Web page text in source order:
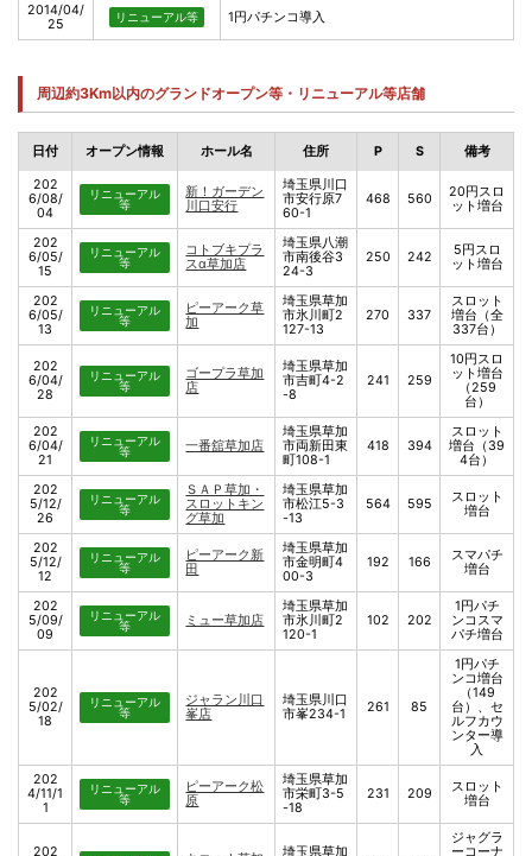
2014/04/
25
リニューアル等 1円パチンコ導入
周辺約3Km以内のグランドオープン等・リニューアル等店舗
日付 オープン情報 ホール名 住所 P S 備考
202
6/08/
04
リニューアル
等
新！ガーデン
川口安行
埼玉県川口
市安行原7
60-1
468 560
20円スロ
ット増台
202
6/05/
15
リニューアル
等
コトブキプラ
スα草加店
埼玉県八潮
市南後谷3
24-3
250 242
5円スロ
ット増台
202
6/05/
13
リニューアル
等
ピーアーク草
加
埼玉県草加
市氷川町2
127-13
270 337
スロット
増台（全
337台）
202
6/04/
28
リニューアル
等
ゴープラ草加
店
埼玉県草加
市吉町4-2
-8
241 259
10円スロ
ット増台
（259
台）
202
6/04/
21
リニューアル
等
一番舘草加店
埼玉県草加
市両新田東
町108-1
418 394
スロット
増台（39
4台）
202
5/12/
26
リニューアル
等
ＳＡＰ草加・
スロットキン
グ草加
埼玉県草加
市松江5-3
-13
564 595
スロット
増台
202
5/12/
12
リニューアル
等
ピーアーク新
田
埼玉県草加
市金明町4
00-3
192 166
スマパチ
増台
202
5/09/
09
リニューアル
等
ミュー草加店
埼玉県草加
市氷川町2
120-1
102 202
1円パチ
ンコスマ
パチ増台
202
5/02/
18
リニューアル
等
ジャラン川口
峯店
埼玉県川口
市峯234-1
261 85
1円パチ
ンコ増台
（149
台）、セ
ルフカウ
ンター導
入
202
4/11/1
1
リニューアル
等
ピーアーク松
原
埼玉県草加
市栄町3-5
-18
231 209
スロット
増台
202
埼玉県草加
ジャグラ
ーコーナ